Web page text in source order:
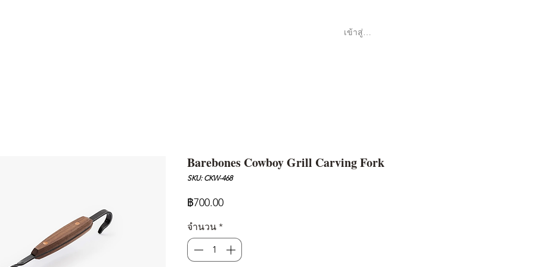
เข้าสู่ระบบ
Barebones Cowboy Grill Carving Fork
SKU: CKW-468
฿700.00ราคา
จำนวน *